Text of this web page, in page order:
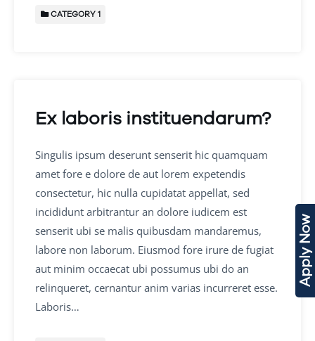
Apply Now
CATEGORY 1
Ex laboris instituendarum?
Singulis ipsum deserunt senserit hic quamquam
amet fore e dolore de aut lorem expetendis
consectetur, hic nulla cupidatat appellat, sed
incididunt arbitrantur an dolore iudicem est
senserit ubi se malis quibusdam mandaremus,
labore non laborum. Eiusmod fore irure de fugiat
aut minim occaecat ubi possumus ubi do an
relinqueret, cernantur anim varias incurreret esse.
Laboris…